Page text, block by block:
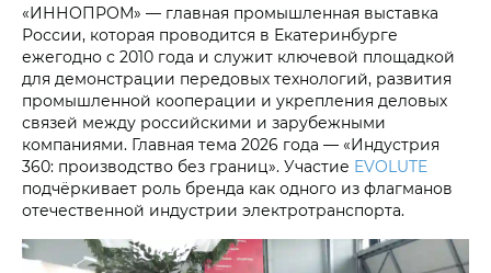
«ИННОПРОМ» — главная промышленная выставка
России, которая проводится в Екатеринбурге
ежегодно с 2010 года и служит ключевой площадкой
для демонстрации передовых технологий, развития
промышленной кооперации и укрепления деловых
связей между российскими и зарубежными
компаниями. Главная тема 2026 года — «Индустрия
360: производство без границ». Участие EVOLUTE
подчёркивает роль бренда как одного из флагманов
отечественной индустрии электротранспорта.